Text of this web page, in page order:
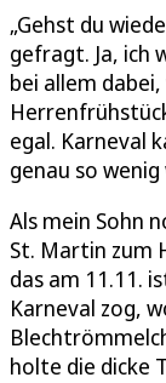
„Gehst du
gefragt. Ja, ich
bei allem
egal. Karneval
genau so
Als mein Sohn
St. Martin zum
das am 11.11.
Karneval zog,
holte die dicke